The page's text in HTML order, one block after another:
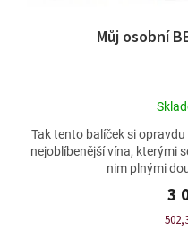
Můj osobní
3
Tak tento balíček si
nejoblíbenější vína, kterými
nim plnými